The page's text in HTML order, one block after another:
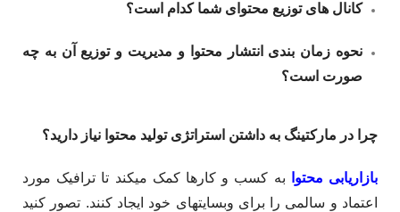
کانال های توزیع محتوای شما کدام است؟
نحوه زمان بندی انتشار محتوا و مدیریت و توزیع آن به چه
صورت است؟
چرا در مارکتینگ به داشتن استراتژی تولید محتوا نیاز دارید؟
بازاریابی محتوا
به کسب و کارها کمک می­کند تا ترافیک مورد
اعتماد و سالمی را برای وبسایت­های خود ایجاد کنند. تصور کنید